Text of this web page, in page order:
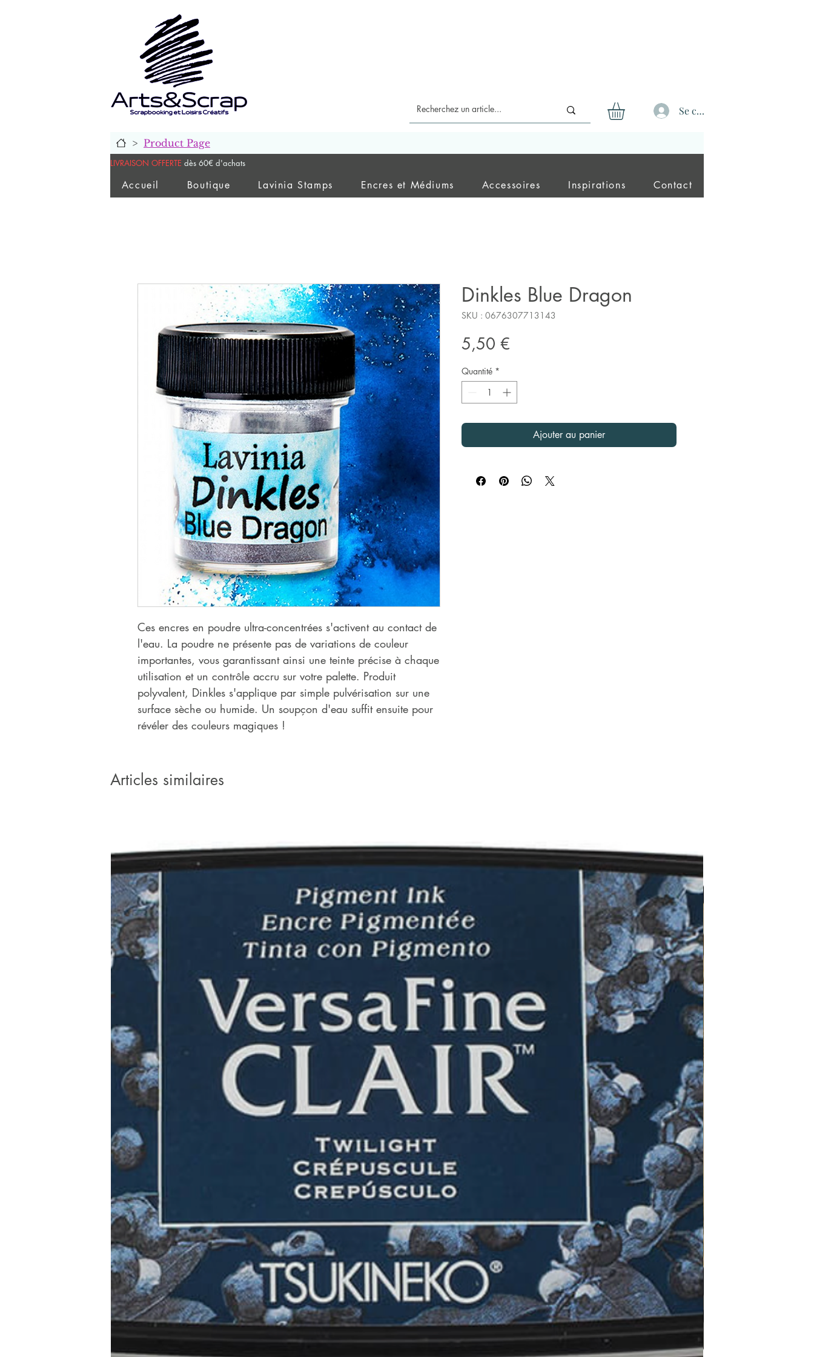
Se connecter
> Product Page
LIVRAISON OFFERTE dès 60€ d'achats
Accueil Boutique Lavinia Stamps Encres et Médiums Accessoires Inspirations Contact
Ces encres en poudre ultra-concentrées s'activent au contact de
l'eau. La poudre ne présente pas de variations de couleur
importantes, vous garantissant ainsi une teinte précise à chaque
utilisation et un contrôle accru sur votre palette. Produit
polyvalent, Dinkles s'applique par simple pulvérisation sur une
surface sèche ou humide. Un soupçon d'eau suffit ensuite pour
révéler des couleurs magiques !
Dinkles Blue Dragon
SKU : 0676307713143
5,50 €
Quantité *
Ajouter au panier
Articles similaires